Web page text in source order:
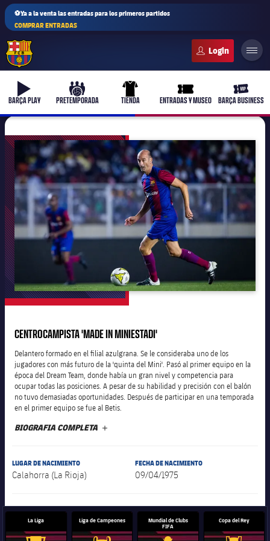
⚽Ya a la venta las entradas para los primeros partidos
COMPRAR ENTRADAS
b-play
BARÇA PLAY
culers-ball
PRETEMPORADA
uniform
TIENDA
ticket-full
ENTRADAS Y MUSEO
ticket-
BARÇA BUSINESS
plusicon
más
Junta Directiva
Estructura ejecutiva
Organigramas
chevron-right
label.aria.chevronright
Órganos
Documents
chevron-right
label.aria.chevronright
chevron-right
label.aria.chevronright
plusicon
más
Barça Academy
Más que un club
Masia 360
La Masia
plusicon
más
Década a década
Jugadores de leyenda
Entrenadores
Centro de documentación
CENTROCAMPISTA 'MADE IN MINIESTADI'
Delantero formado en el filial azulgrana. Se le consideraba uno de los
jugadores con más futuro de la 'quinta del Mini'. Pasó al primer equipo en la
época del Dream Team, donde había un gran nivel y competencia para
ocupar todas las posiciones. A pesar de su habilidad y precisión con el balón
no tuvo demasiadas oportunidades. Después de participar en una temporada
en el primer equipo se fue al Betis.
BIOGRAFIA COMPLETA
LUGAR DE NACIMIENTO
Calahorra (La Rioja)
FECHA DE NACIMIENTO
09/04/1975
La Liga Liga de Campeones
Mundial de Clubs
FIFA
Copa del Rey